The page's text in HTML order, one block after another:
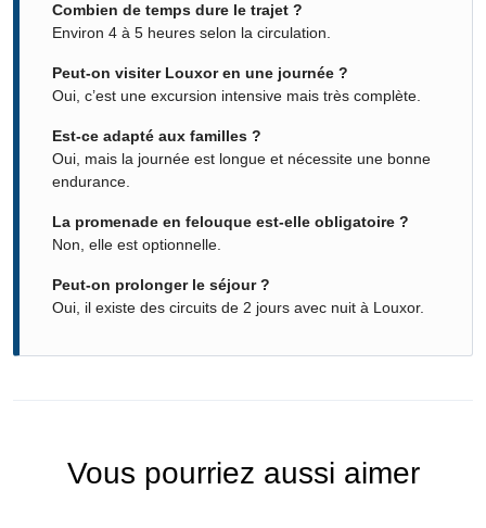
Combien de temps dure le trajet ?
Environ 4 à 5 heures selon la circulation.
Peut-on visiter Louxor en une journée ?
Oui, c’est une excursion intensive mais très complète.
Est-ce adapté aux familles ?
Oui, mais la journée est longue et nécessite une bonne
endurance.
La promenade en felouque est-elle obligatoire ?
Non, elle est optionnelle.
Peut-on prolonger le séjour ?
Oui, il existe des circuits de 2 jours avec nuit à Louxor.
Vous pourriez aussi aimer